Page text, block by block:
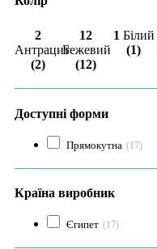
2
Антрацит
(2)
12
Бежевий
(12)
1 Білий
(1)
Доступні форми
Прямокутна (17)
Країна виробник
Єгипет (17)